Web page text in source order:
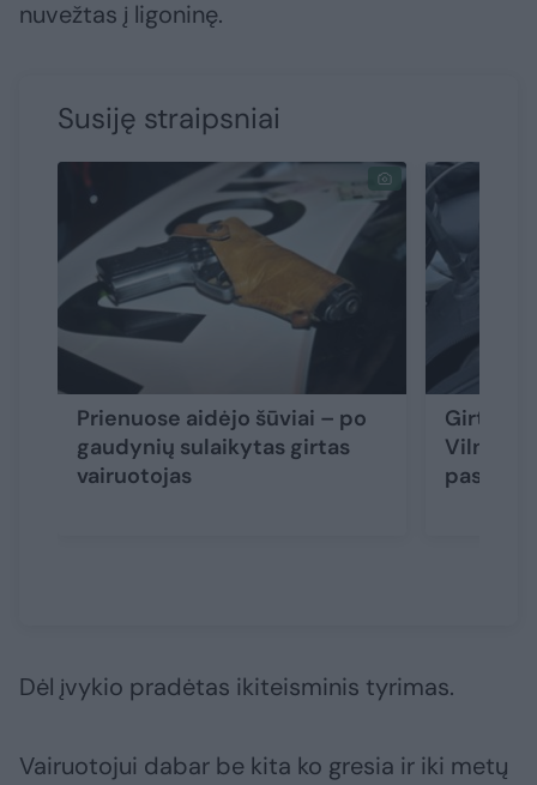
nuvežtas į ligoninę.
Susiję straipsniai
Prienuose aidėjo šūviai – po
gaudynių sulaikytas girtas
vairuotojas
Girtas
Vilniaus
Dėl įvykio pradėtas ikiteisminis tyrimas.
Vairuotojui dabar be kita ko gresia ir iki metų